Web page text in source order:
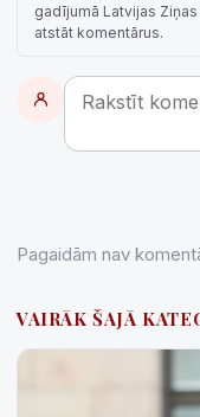
gadījumā Latvijas
atstāt komentārus.
Pagaidām nav
VAIRĀK ŠAJĀ